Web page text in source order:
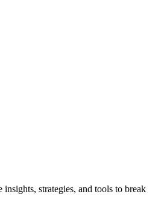
strategies, and tools to break